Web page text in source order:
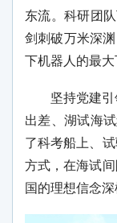
东流。科研团
剑刺破万米深
下机器人的最大
坚持党建
出差、湖试海
了科考船上、
方式，在海试
国的理想信念深